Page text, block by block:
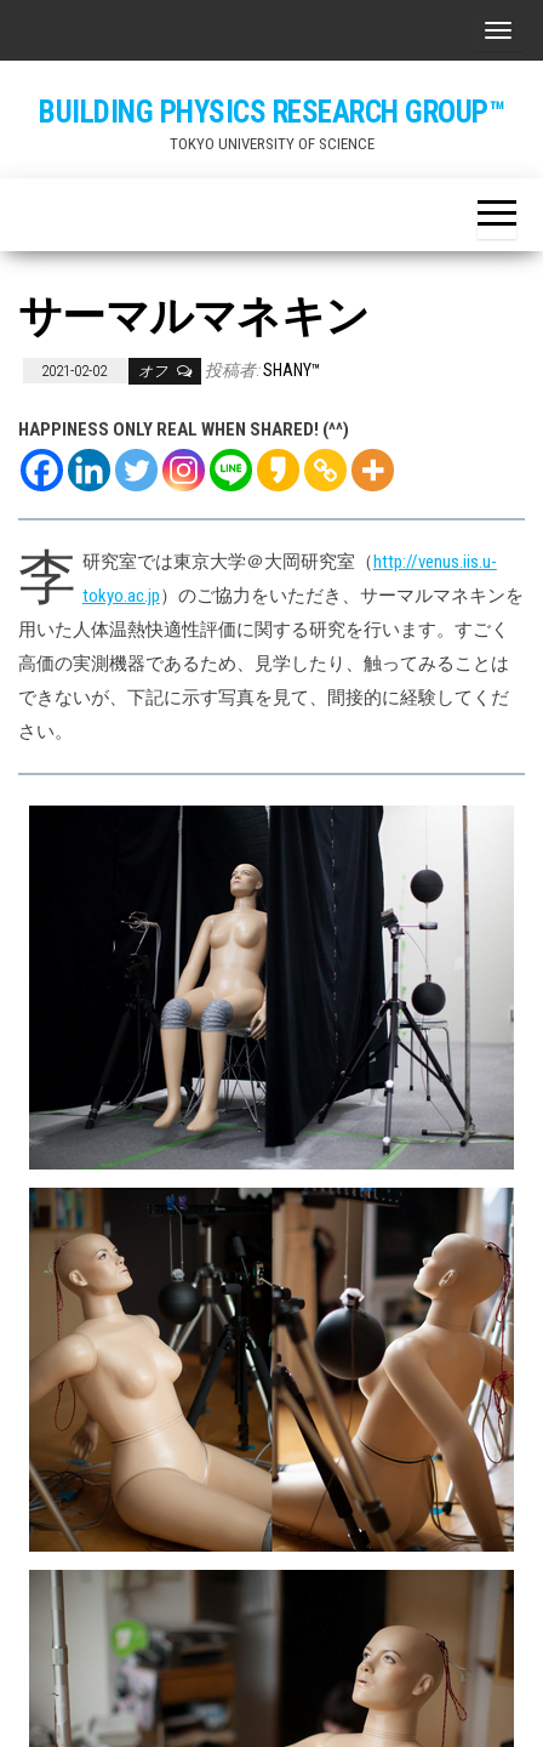
content
ナビ
BUILDING PHYSICS RESEARCH GROUP™
TOKYO UNIVERSITY OF SCIENCE
サーマルマネキン
2021-02-02 オフ 投稿者:SHANY™
HAPPINESS ONLY REAL WHEN SHARED! (^^)
李 研究室では東京大学＠大岡研究室（http://venus.iis.u-
tokyo.ac.jp）のご協力をいただき、サーマルマネキンを
用いた人体温熱快適性評価に関する研究を行います。すごく
高価の実測機器であるため、見学したり、触ってみることは
できないが、下記に示す写真を見て、間接的に経験してくだ
さい。